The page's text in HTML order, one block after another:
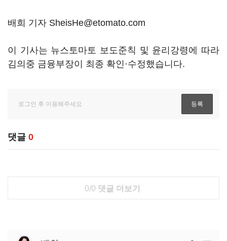
배희 기자 SheisHe@etomato.com
이 기사는 뉴스토마토 보도준칙 및 윤리강령에 따라
김의중 금융부장이 최종 확인·수정했습니다.
댓글 0
0/0 댓글 더보기